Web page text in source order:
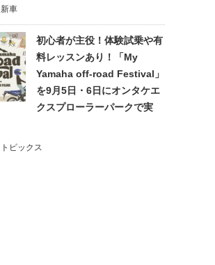
新車
初心者が主役！体験試乗や有
料レッスンあり！「My
Yamaha off-road Festival」
を9月5日・6日にオンタケエ
クスプローラーパークで実
トピックス